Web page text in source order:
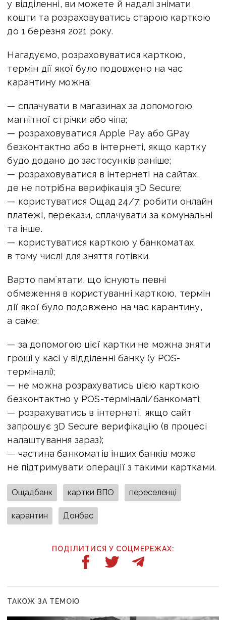
у відділенні, ви можете й надалі знімати
кошти та розраховуватись старою карткою
до 1 березня 2021 року.
Нагадуємо, розраховуватися карткою,
термін дії якої було подовжено на час
карантину можна:
— сплачувати в магазинах за допомогою
магнітної стрічки або чіпа;
— розраховуватися Apple Pay або GPay
безконтактно або в інтернеті, якщо картку
будо додано до застосунків раніше;
— розраховуватися в інтернеті на сайтах,
де не потрібна верифікація 3D Secure;
— користуватися Ощад 24/7: робити онлайн
платежі, перекази, сплачувати за комунальні
та інше.
— користуватися карткою у банкоматах,
в тому числі для зняття готівки.
Варто пам`ятати, що існують певні
обмеження в користуванні карткою, термін
дії якої було подовжено на час карантину,
а саме:
— за допомогою цієї картки не можна зняти
гроші у касі у відділенні банку (у POS-
терміналі);
— не можна розрахуватись цією карткою
безконтактно у POS-терміналі/банкоматі;
— розрахуватись в інтернеті, якщо сайт
запрошує 3D Secure верифікацію (в процесі
налаштування зараз);
— частина банкоматів інших банків може
не підтримувати операції з такими картками.
Ощадбанк картки ВПО переселенці
карантин Донбас
ПОДІЛИТИСЯ У СОЦМЕРЕЖАХ:
ТАКОЖ ЗА ТЕМОЮ